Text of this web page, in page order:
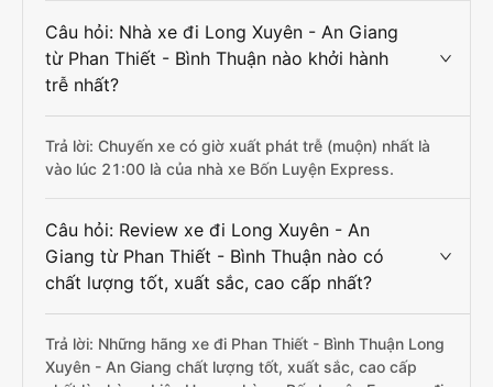
Câu hỏi: Nhà xe đi Long Xuyên - An Giang
từ Phan Thiết - Bình Thuận nào khởi hành
trễ nhất?
Trả lời: Chuyến xe có giờ xuất phát trễ (muộn) nhất là
vào lúc 21:00 là của nhà xe Bốn Luyện Express.
Câu hỏi: Review xe đi Long Xuyên - An
Giang từ Phan Thiết - Bình Thuận nào có
chất lượng tốt, xuất sắc, cao cấp nhất?
Trả lời: Những hãng xe đi Phan Thiết - Bình Thuận Long
Xuyên - An Giang chất lượng tốt, xuất sắc, cao cấp